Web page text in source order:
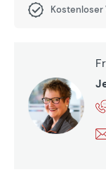
Kostenloser